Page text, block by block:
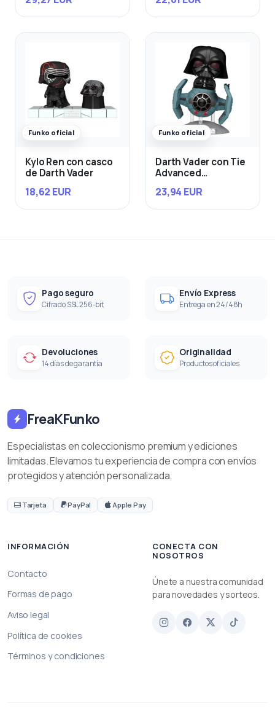
Funko oficial
Kylo Ren con casco
de Darth Vader
18,62 EUR
Funko oficial
Darth Vader con Tie
Advanced
23,94 EUR
Pago seguro
Cifrado SSL 256-bit
Envío Express
Entrega en 24/48h
Devoluciones
14 días de garantía
Originalidad
Productos oficiales
FreaKFunko
Especialistas en coleccionismo premium y ediciones
limitadas. Elevamos tu experiencia de compra con envíos
protegidos y atención personalizada.
Tarjeta PayPal Apple Pay
INFORMACIÓN
Contacto
Formas de pago
Aviso legal
Política de cookies
Términos y condiciones
CONECTA CON
NOSOTROS
Únete a nuestra comunidad
para novedades y sorteos.